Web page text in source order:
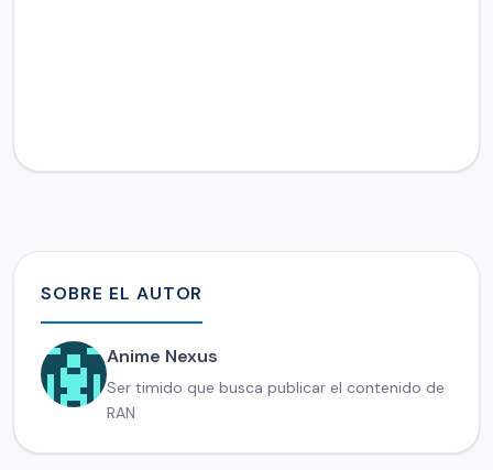
SOBRE EL AUTOR
Anime Nexus
Ser timido que busca publicar el contenido de
RAN